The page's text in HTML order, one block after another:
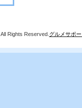
. All Rights Reserved. グルメサポ